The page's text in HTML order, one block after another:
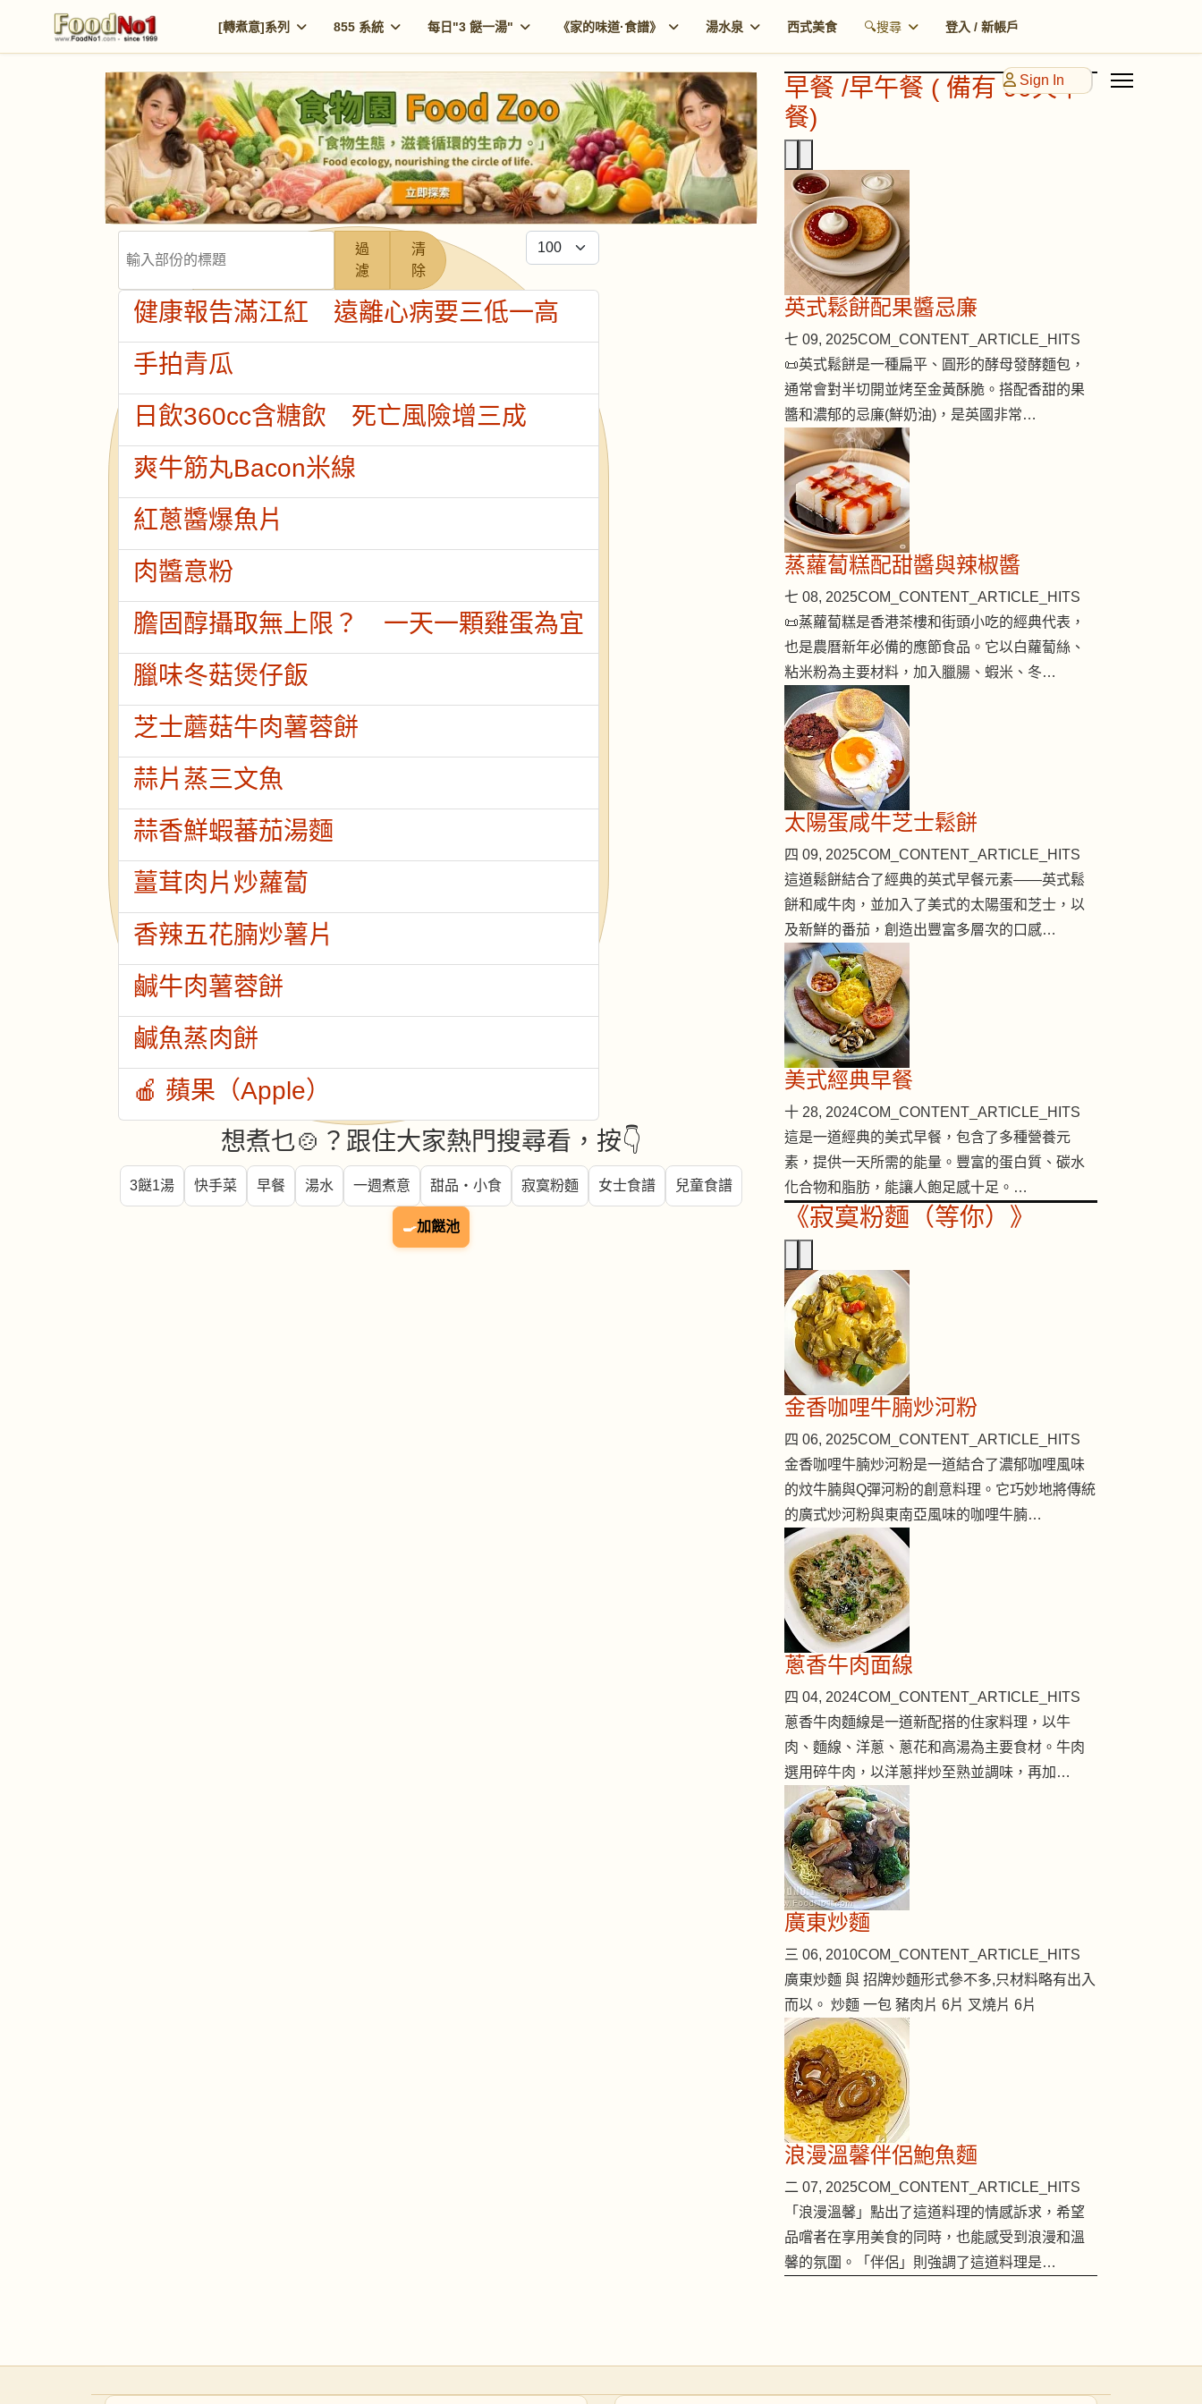
[轉煮意]系列 855 系統 每日"3 餸一湯" 《家的味道·食譜》 湯水泉 西式美食 🔍搜尋 登入 / 新帳戶
Sign In
過
濾
清
除
每頁顯示條數
健康報告滿江紅 遠離心病要三低一高
手拍青瓜
日飲360cc含糖飲 死亡風險增三成
爽牛筋丸Bacon米線
紅蔥醬爆魚片
肉醬意粉
膽固醇攝取無上限？ 一天一顆雞蛋為宜
臘味冬菇煲仔飯
芝士蘑菇牛肉薯蓉餅
蒜片蒸三文魚
蒜香鮮蝦蕃茄湯麵
薑茸肉片炒蘿蔔
香辣五花腩炒薯片
鹹牛肉薯蓉餅
鹹魚蒸肉餅
🍎 蘋果（Apple）
想煮乜🍲？跟住大家熱門搜尋看，按👇
3餸1湯 快手菜 早餐 湯水 一週煮意 甜品・小食 寂寞粉麵 女士食譜 兒童食譜
🍳加餸池
早餐 /早午餐 ( 備有 90天早
餐)
英式鬆餅配果醬忌廉
七 09, 2025COM_CONTENT_ARTICLE_HITS
📜英式鬆餅是一種扁平、圓形的酵母發酵麵包，
通常會對半切開並烤至金黃酥脆。搭配香甜的果
醬和濃郁的忌廉(鮮奶油)，是英國非常…
蒸蘿蔔糕配甜醬與辣椒醬
七 08, 2025COM_CONTENT_ARTICLE_HITS
📜蒸蘿蔔糕是香港茶樓和街頭小吃的經典代表，
也是農曆新年必備的應節食品。它以白蘿蔔絲、
粘米粉為主要材料，加入臘腸、蝦米、冬…
太陽蛋咸牛芝士鬆餅
四 09, 2025COM_CONTENT_ARTICLE_HITS
這道鬆餅結合了經典的英式早餐元素——英式鬆
餅和咸牛肉，並加入了美式的太陽蛋和芝士，以
及新鮮的番茄，創造出豐富多層次的口感…
美式經典早餐
十 28, 2024COM_CONTENT_ARTICLE_HITS
這是一道經典的美式早餐，包含了多種營養元
素，提供一天所需的能量。豐富的蛋白質、碳水
化合物和脂肪，能讓人飽足感十足。…
《寂寞粉麵（等你）》
金香咖哩牛腩炒河粉
四 06, 2025COM_CONTENT_ARTICLE_HITS
金香咖哩牛腩炒河粉是一道結合了濃郁咖哩風味
的炆牛腩與Q彈河粉的創意料理。它巧妙地將傳統
的廣式炒河粉與東南亞風味的咖哩牛腩…
蔥香牛肉面線
四 04, 2024COM_CONTENT_ARTICLE_HITS
蔥香牛肉麵線是一道新配搭的住家料理，以牛
肉、麵線、洋蔥、蔥花和高湯為主要食材。牛肉
選用碎牛肉，以洋蔥拌炒至熟並調味，再加…
廣東炒麵
三 06, 2010COM_CONTENT_ARTICLE_HITS
廣東炒麵 與 招牌炒麵形式參不多,只材料略有出入
而以。 炒麵 一包 豬肉片 6片 叉燒片 6片
浪漫溫馨伴侶鮑魚麵
二 07, 2025COM_CONTENT_ARTICLE_HITS
「浪漫溫馨」點出了這道料理的情感訴求，希望
品嚐者在享用美食的同時，也能感受到浪漫和溫
馨的氛圍。「伴侶」則強調了這道料理是…